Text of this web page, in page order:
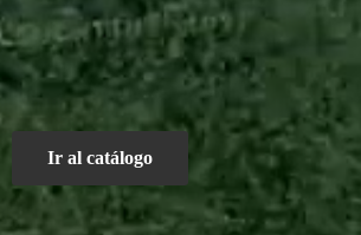
Ir al catálogo